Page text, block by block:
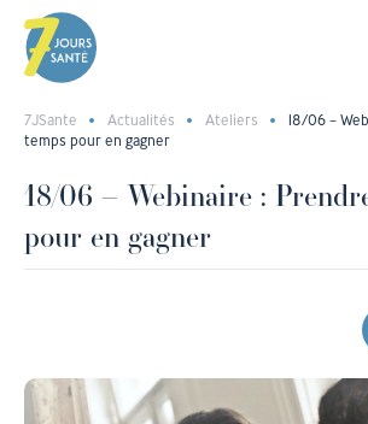
7JSante Actualités Ateliers
18/06 –
temps pour en gagner
18/06 – Webinaire :
pour en gagner